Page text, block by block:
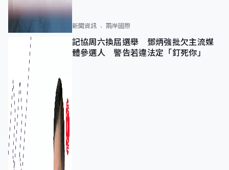
新聞資訊 兩岸國際
記協周六換屆選舉 鄧炳強批欠主流媒
體參選人 警告若違法定「釘死你」